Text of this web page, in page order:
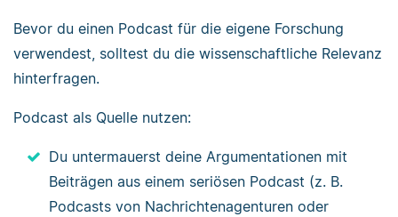
Bevor du einen Podcast für die eigene Forschung
verwendest, solltest du die wissenschaftliche Relevanz
hinterfragen.
Podcast als Quelle nutzen:
Du untermauerst deine Argumentationen mit
Beiträgen aus einem seriösen Podcast (z. B.
Podcasts von Nachrichtenagenturen oder